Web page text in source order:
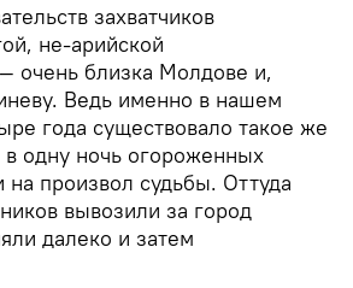
захватчиков
не-арийской
очень близка Молдове и,
Ведь именно в нашем
года существовало такое же
в одну ночь огороженных
произвол судьбы. Оттуда
вывозили за город
далеко и затем